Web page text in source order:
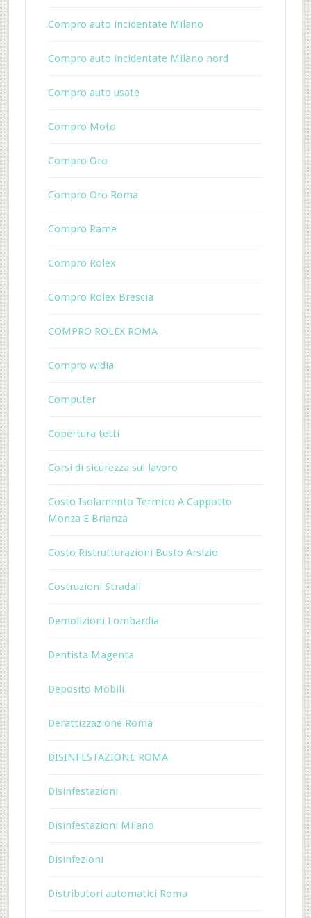
Compro auto incidentate Milano
Compro auto incidentate Milano nord
Compro auto usate
Compro Moto
Compro Oro
Compro Oro Roma
Compro Rame
Compro Rolex
Compro Rolex Brescia
COMPRO ROLEX ROMA
Compro widia
Computer
Copertura tetti
Corsi di sicurezza sul lavoro
Costo Isolamento Termico A Cappotto
Monza E Brianza
Costo Ristrutturazioni Busto Arsizio
Costruzioni Stradali
Demolizioni Lombardia
Dentista Magenta
Deposito Mobili
Derattizzazione Roma
DISINFESTAZIONE ROMA
Disinfestazioni
Disinfestazioni Milano
Disinfezioni
Distributori automatici Roma